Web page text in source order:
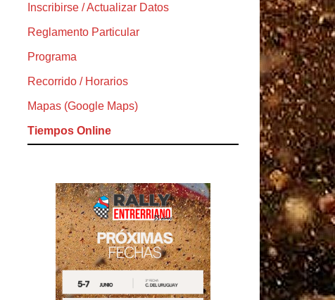
Inscribirse / Actualizar Datos
Reglamento Particular
Programa
Recorrido / Horarios
Mapas (Google Maps)
Tiempos Online